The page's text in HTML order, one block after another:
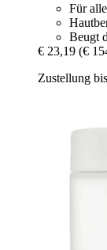
Für
Beugt
€ 23,19 (€
Zustellung